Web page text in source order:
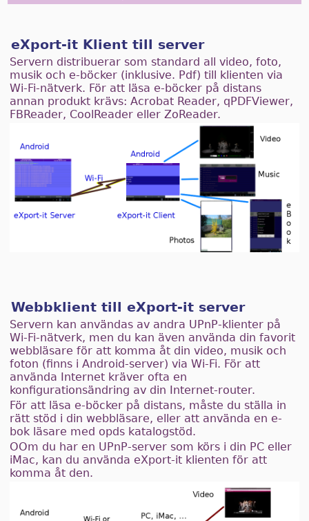
eXport-it Klient till server
Servern distribuerar som standard all video, foto,
musik och e-böcker (inklusive. Pdf) till klienten via
Wi-Fi-nätverk. För att läsa e-böcker på distans
annan produkt krävs: Acrobat Reader, qPDFViewer,
FBReader, CoolReader eller ZoReader.
Webbklient till eXport-it server
Servern kan användas av andra UPnP-klienter på
Wi-Fi-nätverk, men du kan även använda din favorit
webbläsare för att komma åt din video, musik och
foton (finns i Android-server) via Wi-Fi. För att
använda Internet kräver ofta en
konfigurationsändring av din Internet-router.
För att läsa e-böcker på distans, måste du ställa in
rätt stöd i din webbläsare, eller att använda en e-
bok läsare med opds katalogstöd.
OOm du har en UPnP-server som körs i din PC eller
iMac, kan du använda eXport-it klienten för att
komma åt den.